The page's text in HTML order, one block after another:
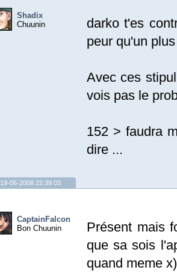
Shadix
Chuunin
darko t'es
peur qu'un
Avec ces
vois pas le
152 > faudra
dire ...
19-06-2008 22:39:03
CaptainFalcon
Bon Chuunin
Présent mais
que sa sois
quand meme x)